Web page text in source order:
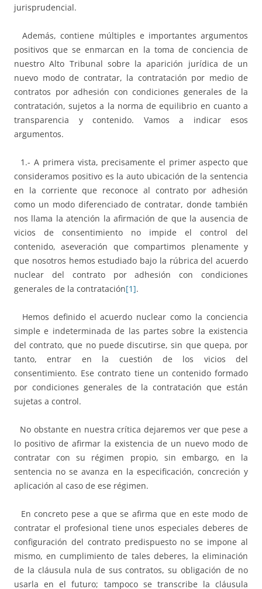
jurisprudencial.
Además, contiene múltiples e importantes argumentos
positivos que se enmarcan en la toma de conciencia de
nuestro Alto Tribunal sobre la aparición jurídica de un
nuevo modo de contratar, la contratación por medio de
contratos por adhesión con condiciones generales de la
contratación, sujetos a la norma de equilibrio en cuanto a
transparencia y contenido. Vamos a indicar esos
argumentos.
1.- A primera vista, precisamente el primer aspecto que
consideramos positivo es la auto ubicación de la sentencia
en la corriente que reconoce al contrato por adhesión
como un modo diferenciado de contratar, donde también
nos llama la atención la afirmación de que la ausencia de
vicios de consentimiento no impide el control del
contenido, aseveración que compartimos plenamente y
que nosotros hemos estudiado bajo la rúbrica del acuerdo
nuclear del contrato por adhesión con condiciones
generales de la contratación[1].
Hemos definido el acuerdo nuclear como la conciencia
simple e indeterminada de las partes sobre la existencia
del contrato, que no puede discutirse, sin que quepa, por
tanto, entrar en la cuestión de los vicios del
consentimiento. Ese contrato tiene un contenido formado
por condiciones generales de la contratación que están
sujetas a control.
No obstante en nuestra crítica dejaremos ver que pese a
lo positivo de afirmar la existencia de un nuevo modo de
contratar con su régimen propio, sin embargo, en la
sentencia no se avanza en la especificación, concreción y
aplicación al caso de ese régimen.
En concreto pese a que se afirma que en este modo de
contratar el profesional tiene unos especiales deberes de
configuración del contrato predispuesto no se impone al
mismo, en cumplimiento de tales deberes, la eliminación
de la cláusula nula de sus contratos, su obligación de no
usarla en el futuro; tampoco se transcribe la cláusula